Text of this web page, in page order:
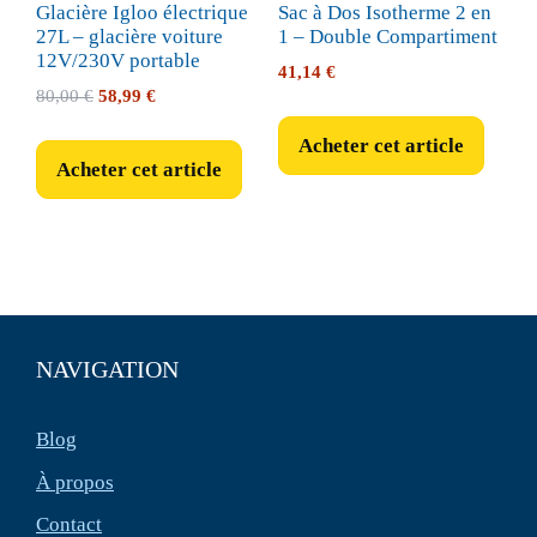
Glacière Igloo électrique
27L – glacière voiture
12V/230V portable
80,00€ Le
était :
80,00 €.
58,99 €Le
est :
58,99 €.
Acheter cet article
Sac à Dos Isotherme 2 en
1 – Double Compartiment
41,14 €
Acheter cet article
NAVIGATION
Blog
À propos
Contact